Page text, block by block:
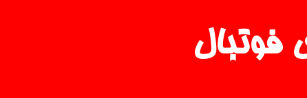
فوتبال